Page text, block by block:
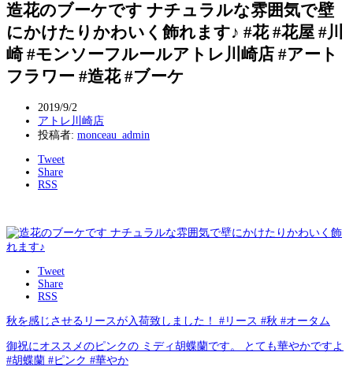
造花のブーケです ナチュラルな雰囲気で壁
にかけたりかわいく飾れます♪ #花 #花屋 #川
崎 #モンソーフルールアトレ川崎店 #アート
フラワー #造花 #ブーケ
2019/9/2
アトレ川崎店
投稿者: monceau_admin
Tweet
Share
RSS
Tweet
Share
RSS
秋を感じさせるリースが入荷致しました！ #リース #秋 #オータム
御祝にオススメのピンクの ミディ胡蝶蘭です。 とても華やかですよ
#胡蝶蘭 #ピンク #華やか